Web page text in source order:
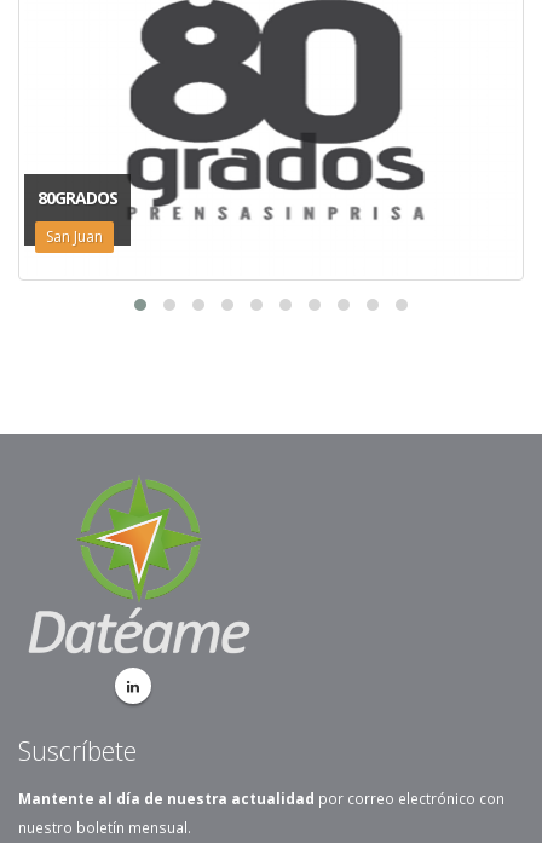
80GRADOS
San Juan
Suscríbete
Mantente al día de nuestra actualidad por correo electrónico con
nuestro boletín mensual.